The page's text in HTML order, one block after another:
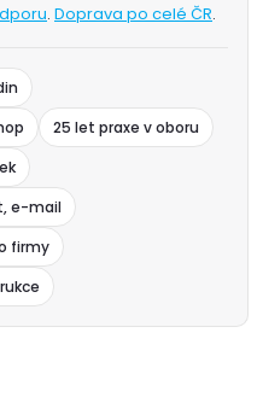
. Doprava po celé ČR.
25 let praxe v oboru
e-mail
firmy